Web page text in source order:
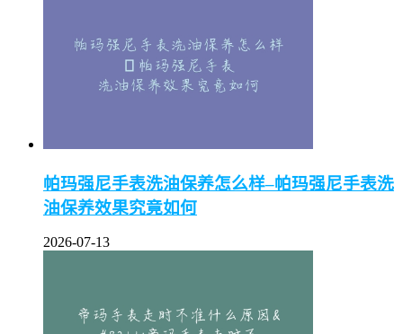
帕玛强尼手表洗油保养怎么样–帕玛强尼手表洗
油保养效果究竟如何
2026-07-13